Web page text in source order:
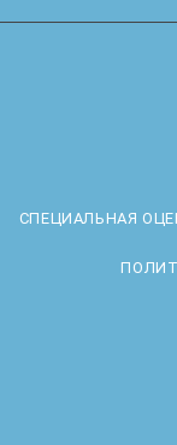
CПЕЦИАЛЬНАЯ